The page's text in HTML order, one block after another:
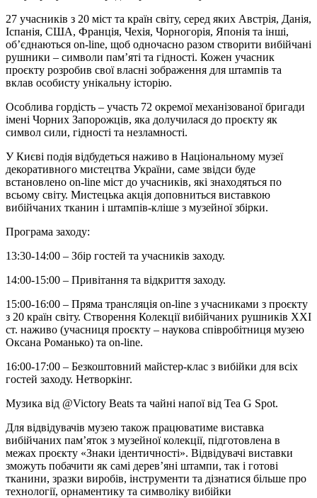
27 учасників з 20 міст та країн світу, серед яких Австрія, Данія,
Іспанія, США, Франція, Чехія, Чорногорія, Японія та інші,
об’єднаються on-line, щоб одночасно разом створити вибійчані
рушники – символи пам’яті та гідності. Кожен учасник
проєкту розробив свої власні зображення для штампів та
вклав особисту унікальну історію.
Особлива гордість – участь 72 окремої механізованої бригади
імені Чорних Запорожців, яка долучилася до проєкту як
символ сили, гідності та незламності.
У Києві подія відбудеться наживо в Національному музеї
декоративного мистецтва України, саме звідси буде
встановлено on-line міст до учасників, які знаходяться по
всьому світу. Мистецька акція доповниться виставкою
вибійчаних тканин і штампів-кліше з музейної збірки.
Програма заходу:
13:30-14:00 – Збір гостей та учасників заходу.
14:00-15:00 – Привітання та відкриття заходу.
15:00-16:00 – Пряма трансляція on-line з учасниками з проєкту
з 20 країн світу. Створення Колекції вибійчаних рушників XXI
ст. наживо (учасниця проєкту – наукова співробітниця музею
Оксана Романько) та on-line.
16:00-17:00 – Безкоштовний майстер-клас з вибійки для всіх
гостей заходу. Нетворкінг.
Музика від @Victory Beats та чайні напої від Tea G Spot.
Для відвідувачів музею також працюватиме виставка
вибійчаних пам’яток з музейної колекції, підготовлена в
межах проєкту «Знаки ідентичності». Відвідувачі виставки
зможуть побачити як самі дерев’яні штампи, так і готові
тканини, зразки виробів, інструменти та дізнатися більше про
технології, орнаментику та символіку вибійки